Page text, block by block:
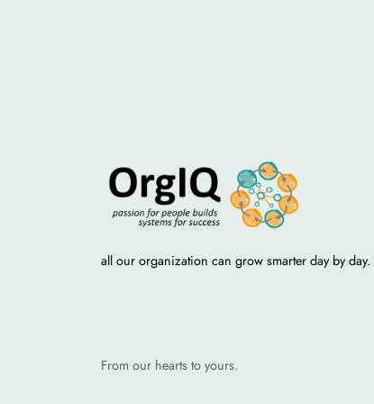
all our organization can grow smarter day by day.
From our hearts to yours.